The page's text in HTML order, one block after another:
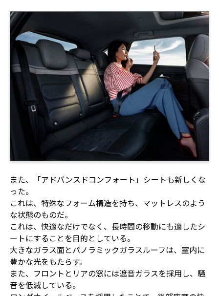
また、「アドバンスドコンフォート」シートも新しくな
った。
これは、特殊なフォーム構造を持ち、マットレスのよう
な状態のものだ。
これは、快適なだけでなく、長時間の移動にも適したシ
ートにすることを目的としている。
大きなガラス面とパノラミックガラスルーフは、室内に
豊かな光をもたらす。
また、フロントとリアの窓には遮音ガラスを採用し、騒
音を低減している。